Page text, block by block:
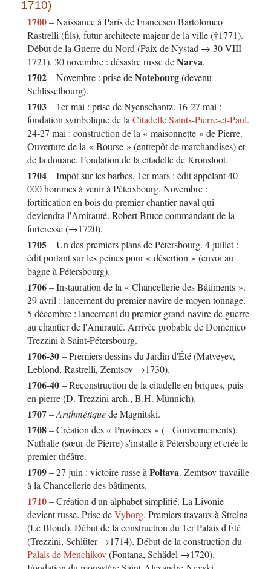
1710)
1700– Naissance à Paris de Francesco Bartolomeo
Rastrelli (fils), futur architecte majeur de la ville (†1771).
Début de la Guerre du Nord (Paix de Nystad → 30 VIII
1721). 30 novembre : désastre russe deNarva.
1702– Novembre : prise deNotebourg(devenu
Schlisselbourg).
1703– 1er mai : prise de Nyenschantz. 16-27 mai :
fondation symbolique de la Citadelle Saints-Pierre-et-Paul.
24-27 mai : construction de la « maisonnette » de Pierre.
Ouverture de la « Bourse » (entrepôt de marchandises) et
de la douane. Fondation de la citadelle de Kronsloot.
1704– Impôt sur les barbes. 1er mars : édit appelant 40
000 hommes à venir à Pétersbourg. Novembre :
fortification en bois du premier chantier naval qui
deviendra l'Amirauté. Robert Bruce commandant de la
forteresse (→1720).
1705– Un des premiers plans de Pétersbourg. 4 juillet :
édit portant sur les peines pour « désertion » (envoi au
bagne à Pétersbourg).
1706– Instauration de la « Chancellerie des Bâtiments ».
29 avril : lancement du premier navire de moyen tonnage.
5 décembre : lancement du premier grand navire de guerre
au chantier de l'Amirauté. Arrivée probable de Domenico
Trezzini à Saint-Pétersbourg.
1706-30– Premiers dessins du Jardin d'Été (Matveyev,
Leblond, Rastrelli, Zemtsov →1730).
1706-40– Reconstruction de la citadelle en briques, puis
en pierre (D. Trezzini arch., B.H. Münnich).
1707–Arithmétiquede Magnitski.
1708– Création des « Provinces » (= Gouvernements).
Nathalie (sœur de Pierre) s'installe à Pétersbourg et crée le
premier théâtre.
1709– 27 juin : victoire russe à Poltava. Zemtsov travaille
à la Chancellerie des bâtiments.
1710– Création d'un alphabet simplifié. La Livonie
devient russe. Prise deVyborg. Premiers travaux à Strelna
(Le Blond). Début de la construction du 1er Palais d'Été
(Trezzini, Schlüter →1714). Début de la construction du
Palais de Menchikov(Fontana, Schädel →1720).